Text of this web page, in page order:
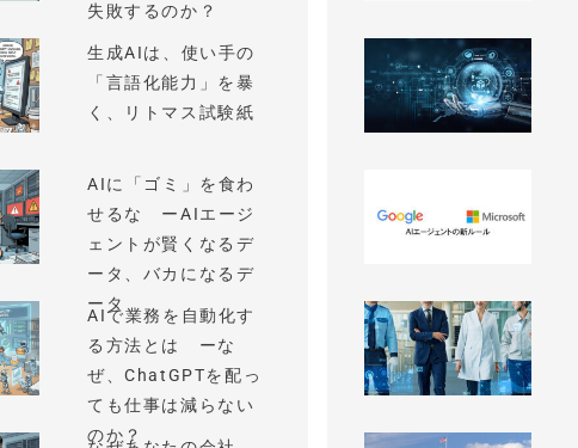
失敗するのか？
生成AIは、使い手の
「言語化能力」を暴
く、リトマス試験紙
AIに「ゴミ」を食わ
せるな ーAIエージ
ェントが賢くなるデ
ータ、バカになるデ
ータ
AIで業務を自動化す
る方法とは ーな
ぜ、ChatGPTを配っ
ても仕事は減らない
のか？